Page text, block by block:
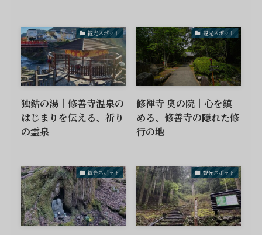
観光スポット
独鈷の湯｜修善寺温泉の
はじまりを伝える、祈り
の霊泉
観光スポット
修禅寺 奥の院｜心を鎮
める、修善寺の隠れた修
行の地
観光スポット 観光スポット